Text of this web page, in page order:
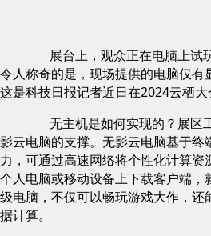
展台上，观众正在电脑上试玩
令人称奇的是，现场提供的电脑仅有
这是科技日报记者近日在2024云栖大
无主机是如何实现的？展区
影云电脑的支撑。无影云电脑基于终
力，可通过高速网络将个性化计算
个人电脑或移动设备上下载客户端，
级电脑，不仅可以畅玩游戏大作，还
据计算。